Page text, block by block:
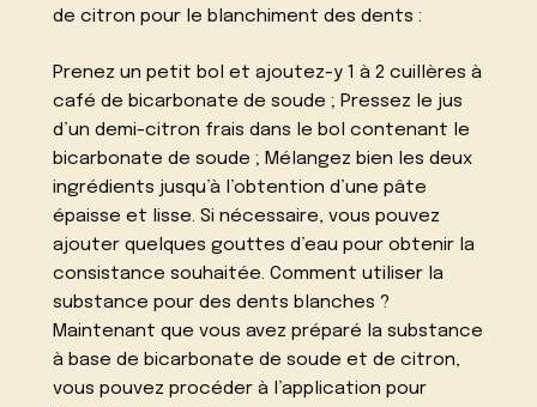
de citron pour le blanchiment des dents :
Prenez un petit bol et ajoutez-y 1 à 2 cuillères à
café de bicarbonate de soude ; Pressez le jus
d’un demi-citron frais dans le bol contenant le
bicarbonate de soude ; Mélangez bien les deux
ingrédients jusqu’à l’obtention d’une pâte
épaisse et lisse. Si nécessaire, vous pouvez
ajouter quelques gouttes d’eau pour obtenir la
consistance souhaitée. Comment utiliser la
substance pour des dents blanches ?
Maintenant que vous avez préparé la substance
à base de bicarbonate de soude et de citron,
vous pouvez procéder à l’application pour